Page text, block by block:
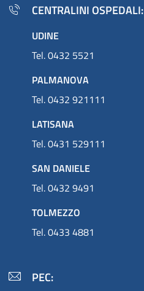
CENTRALINI OSPEDALI:
UDINE
Tel. 0432 5521
PALMANOVA
Tel. 0432 921111
LATISANA
Tel. 0431 529111
SAN DANIELE
Tel. 0432 9491
TOLMEZZO
Tel. 0433 4881
PEC: